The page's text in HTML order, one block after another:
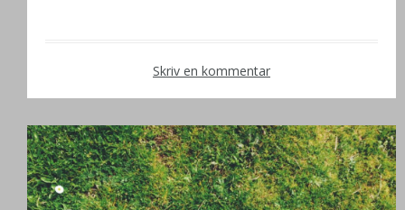
Skriv en kommentar